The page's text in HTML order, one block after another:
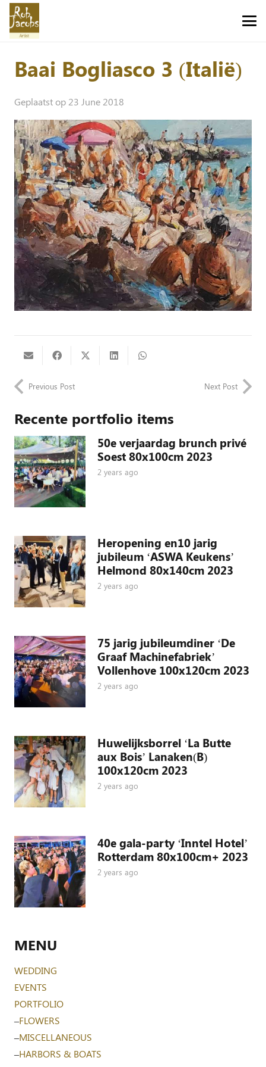
Baai Bogliasco 3 (Italië)
Geplaatst op 23 June 2018
Previous Post Next Post
Recente portfolio items
50e verjaardag brunch privé
Soest 80x100cm 2023
2 years ago
Heropening en10 jarig
jubileum ‘ASWA Keukens’
Helmond 80x140cm 2023
2 years ago
75 jarig jubileumdiner ‘De
Graaf Machinefabriek’
Vollenhove 100x120cm 2023
2 years ago
Huwelijksborrel ‘La Butte
aux Bois’ Lanaken(B)
100x120cm 2023
2 years ago
40e gala-party ‘Inntel Hotel’
Rotterdam 80x100cm+ 2023
2 years ago
MENU
WEDDING
EVENTS
PORTFOLIO
–FLOWERS
–MISCELLANEOUS
–HARBORS & BOATS